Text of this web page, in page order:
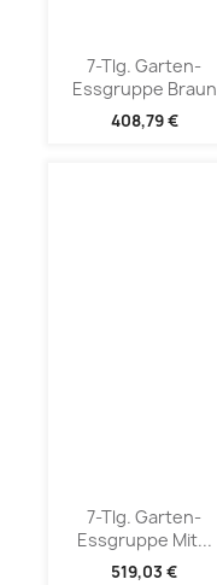
7-Tlg. Garten-
Essgruppe Braun
408,79 €
7-Tlg. Garten-
Essgruppe Mit...
519,03 €